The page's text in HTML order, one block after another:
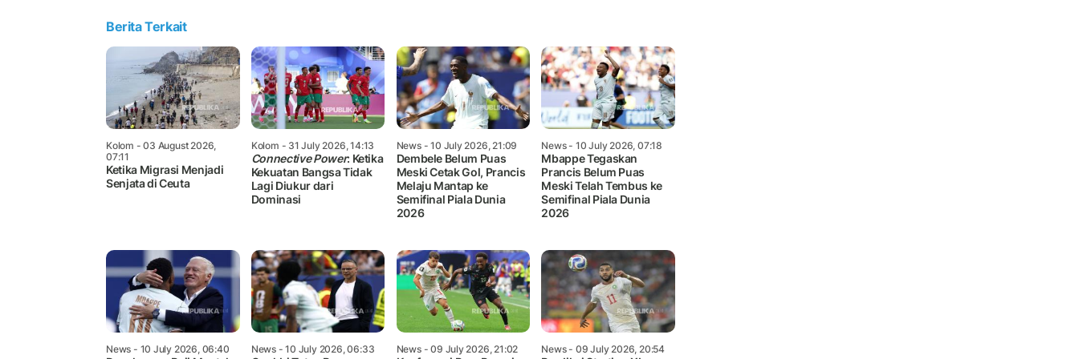
Berita Terkait
Kolom - 03 August 2026,
07:11
Ketika Migrasi Menjadi
Senjata di Ceuta
Kolom - 31 July 2026, 14:13
Connective Power: Ketika
Kekuatan Bangsa Tidak
Lagi Diukur dari
Dominasi
News- 10 July 2026, 21:09
Dembele Belum Puas
Meski Cetak Gol, Prancis
Melaju Mantap ke
Semifinal Piala Dunia
2026
News- 10 July 2026, 07:18
Mbappe Tegaskan
Prancis Belum Puas
Meski Telah Tembus ke
Semifinal Piala Dunia
2026
News - 10 July 2026, 06:40 News- 10 July 2026, 06:33 News- 09 July 2026, 21:02 News- 09 July 2026, 20:54